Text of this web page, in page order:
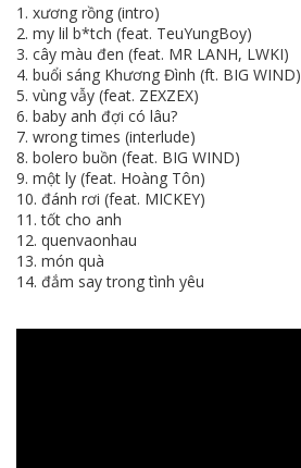
1. xương rồng (intro)
2. my lil b*tch (feat. TeuYungBoy)
3. cây màu đen (feat. MR LANH, LWKI)
4. buổi sáng Khương Đình (ft. BIG WIND)
5. vùng vẫy (feat. ZEXZEX)
6. baby anh đợi có lâu?
7. wrong times (interlude)
8. bolero buồn (feat. BIG WIND)
9. một ly (feat. Hoàng Tôn)
10. đánh rơi (feat. MICKEY)
11. tốt cho anh
12. quenvaonhau
13. món quà
14. đắm say trong tình yêu